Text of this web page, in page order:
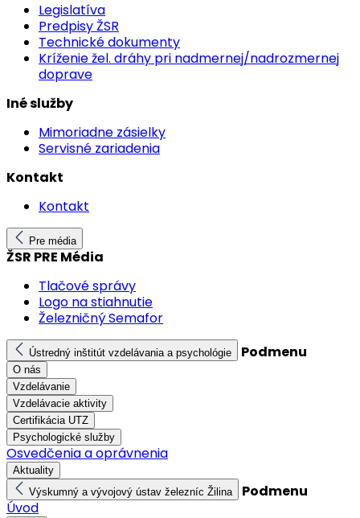
Legislatíva
Predpisy ŽSR
Technické dokumenty
Kríženie žel. dráhy pri nadmernej/nadrozmernej
doprave
Iné služby
Mimoriadne zásielky
Servisné zariadenia
Kontakt
Kontakt
Pre média
ŽSR PRE Média
Tlačové správy
Logo na stiahnutie
Železničný Semafor
Ústredný inštitút vzdelávania a psychológie Podmenu
O nás
Vzdelávanie
Vzdelávacie aktivity
Certifikácia UTZ
Psychologické služby
Osvedčenia a oprávnenia
Aktuality
Výskumný a vývojový ústav železníc Žilina
Podmenu
Úvod